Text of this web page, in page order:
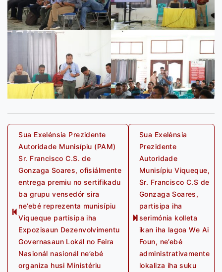
Post
navigation
Previous
post:
Sua Exelénsia Prezidente
Autoridade Munisípiu (PAM)
Sr. Francisco C.S. de
Gonzaga Soares, ofisiálmente
entrega premiu no sertifikadu
ba grupu vensedór sira
ne’ebé reprezenta munisípiu
Viqueque partisipa iha
Expozisaun Dezenvolvimentu
Governasaun Lokál no Feira
Nasionál nasionál ne’ebé
organiza husi Ministériu
Next
post:
Sua Exelénsia
Prezidente
Autoridade
Munisípiu Viqueque,
Sr. Francisco C.S de
Gonzaga Soares,
partisipa iha
serimónia kolleta
ikan iha lagoa We Ai
Foun, ne’ebé
administrativamente
lokaliza iha suku